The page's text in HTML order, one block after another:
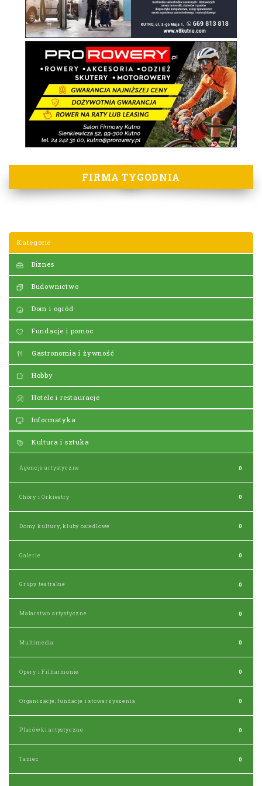
FIRMA TYGODNIA
Kategorie
Biznes
Budownictwo
Dom i ogród
Fundacje i pomoc
Gastronomia i żywność
Hobby
Hotele i restauracje
Informatyka
Kultura i sztuka
Agencje artystyczne 0
Chóry i Orkiestry 0
Domy kultury, kluby osiedlowe 0
Galerie 0
Grupy teatralne 0
Malarstwo artystyczne 0
Multimedia 0
Opery i Filharmonie 0
Organizacje, fundacje i stowarzyszenia 0
Placówki artystyczne 0
Taniec 0